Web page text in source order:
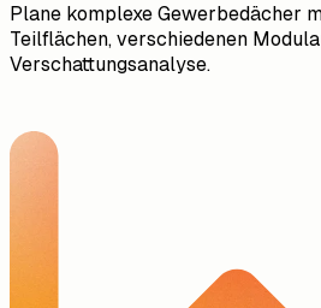
Plane komplexe Gewerbedächer
Teilflächen, verschiedenen
Verschattungsanalyse.